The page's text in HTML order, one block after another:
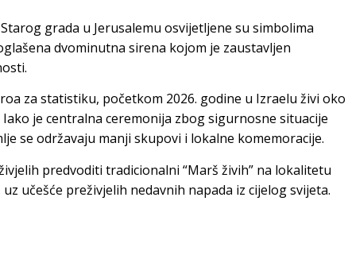
grada u Jerusalemu osvijetljene su simbolima
dvominutna sirena kojom je zaustavljen
za statistiku, početkom 2026. godine u Izraelu živi oko
je centralna ceremonija zbog sigurnosne situacije
se održavaju manji skupovi i lokalne komemoracije.
predvoditi tradicionalni “Marš živih” na lokalitetu
učešće preživjelih nedavnih napada iz cijelog svijeta.